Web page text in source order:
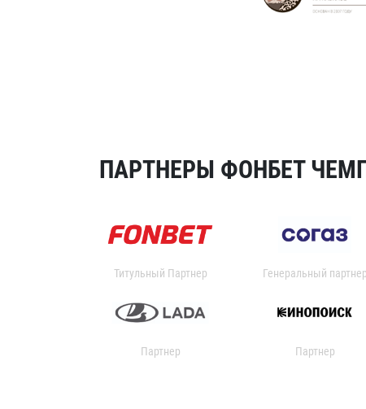
ПАРТНЕРЫ ФОНБЕТ
Титульный Партнер Генеральный партнер
Партнер Партнер